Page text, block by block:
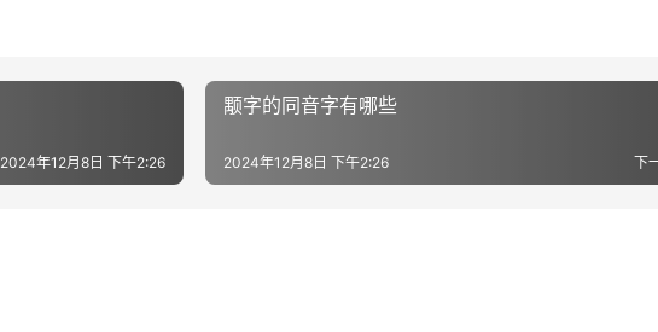
2024年12月8日 下午2:26
颙字的同音字有哪些
下
2024年12月8日 下午2:26